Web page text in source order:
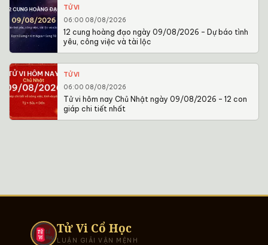
TỬ VI
06:00 08/08/2026
12 cung hoàng đạo ngày 09/08/2026 – Dự báo tình
yêu, công việc và tài lộc
TỬ VI
06:00 08/08/2026
Tử vi hôm nay Chủ Nhật ngày 09/08/2026 – 12 con
giáp chi tiết nhất
Tử Vi Cổ Học
LUẬN GIẢI VẬN MỆNH